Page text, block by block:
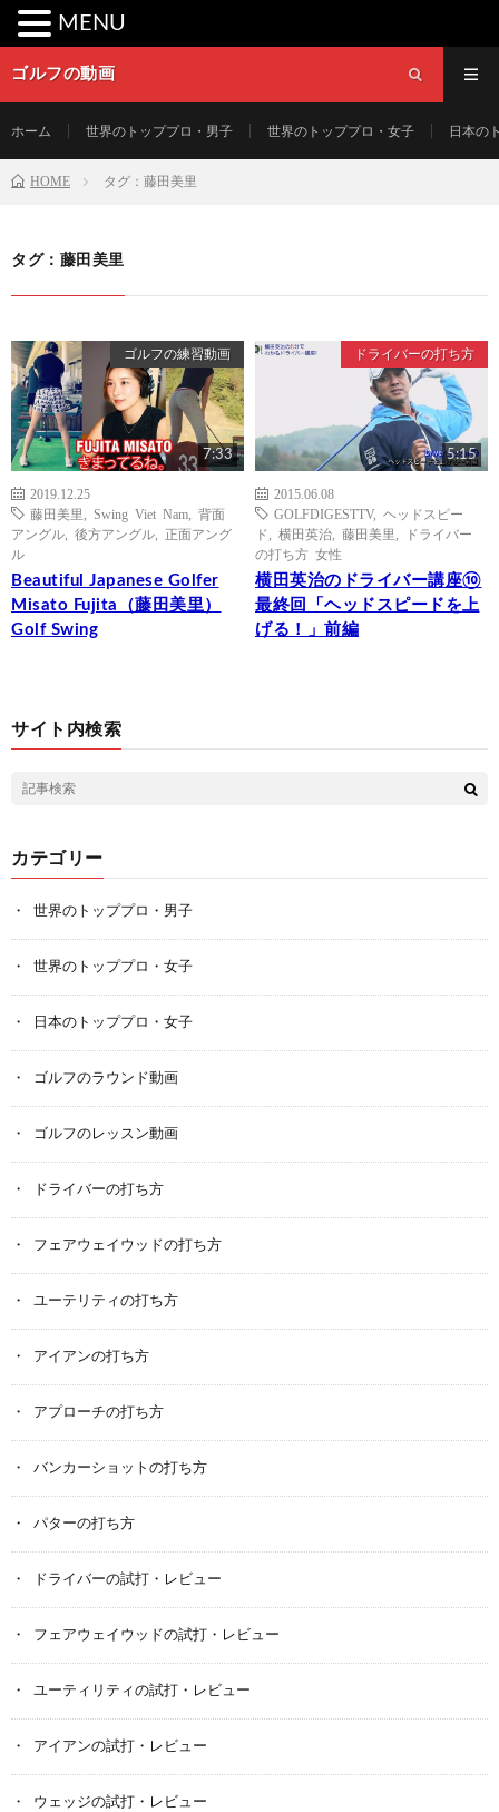
ゴルフの動画
ホーム 世界のトッププロ・男子 世界のトッププロ・女子 日本の
HOME タグ：藤田美里
タグ：藤田美里
ゴルフの練習動画
7:33
2019.12.25
藤田美里
Swing Viet Nam
背面
アングル
後方アングル
正面アング
ル
Beautiful Japanese Golfer
Misato Fujita（藤田美里）
Golf Swing
ドライバーの打ち方
5:15
2015.06.08
GOLFDIGESTTV, ヘッドスピー
ド
横田英治 藤田美里
ドライバー
の打ち方 女性
横田英治のドライバー講座⑩
最終回「ヘッドスピードを上
げる！」前編
サイト内検索
カテゴリー
世界のトッププロ・男子
世界のトッププロ・女子
日本のトッププロ・女子
ゴルフのラウンド動画
ゴルフのレッスン動画
ドライバーの打ち方
フェアウェイウッドの打ち方
ユーテリティの打ち方
アイアンの打ち方
アプローチの打ち方
バンカーショットの打ち方
パターの打ち方
ドライバーの試打・レビュー
フェアウェイウッドの試打・レビュー
ユーティリティの試打・レビュー
アイアンの試打・レビュー
ウェッジの試打・レビュー
MENU